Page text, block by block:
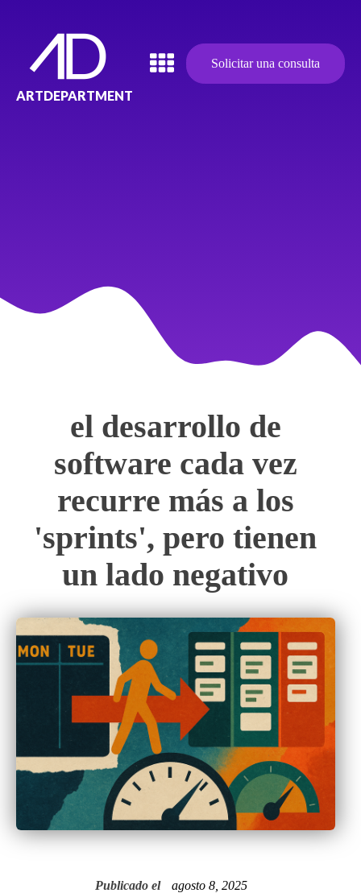
ARTDEPARTMENT
Solicitar una consulta
el desarrollo de
software cada vez
recurre más a los
'sprints', pero tienen
un lado negativo
Publicado el agosto 8, 2025